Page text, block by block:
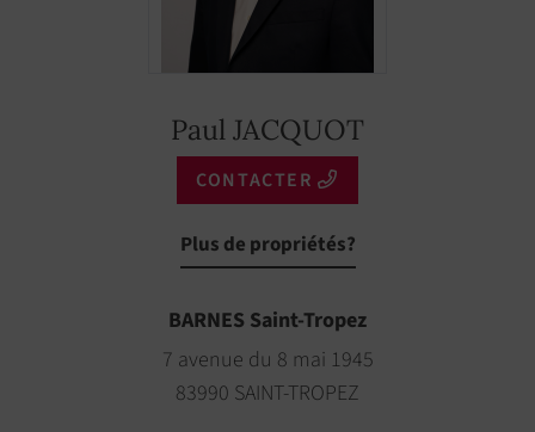
Paul JACQUOT
CONTACTER
Plus de propriétés?
BARNES Saint-Tropez
7 avenue du 8 mai 1945
83990 SAINT-TROPEZ